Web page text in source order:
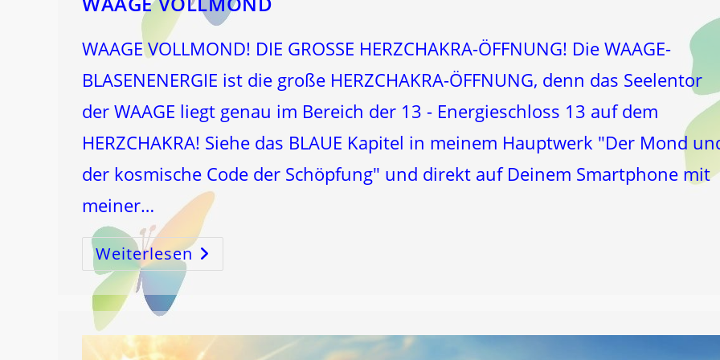
WAAGE VOLLMOND! DIE GROSSE HERZCHAKRA-ÖFFNUNG! Die WAAGE-
BLASENENERGIE ist die große HERZCHAKRA-ÖFFNUNG, denn das Seelentor
der WAAGE liegt genau im Bereich der 13 - Energieschloss 13 auf dem
HERZCHAKRA! Siehe das BLAUE Kapitel in meinem Hauptwerk "Der Mond
der kosmische Code der Schöpfung" und direkt auf Deinem Smartphone mit
meiner…
WeiterlesenWAAGE
VOLLMOND